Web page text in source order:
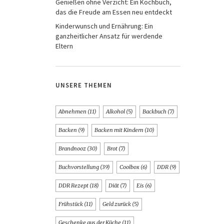
Genießen ohne Verzicht: Ein Kochbuch,
das die Freude am Essen neu entdeckt
Kinderwunsch und Ernährung: Ein
ganzheitlicher Ansatz für werdende
Eltern
UNSERE THEMEN
Abnehmen (11) Alkohol (5) Backbuch (7)
Backen (9) Backen mit Kindern (10)
Brandnooz (30) Brot (7)
Buchvorstellung (39) Coolbox (6) DDR (9)
DDR Rezept (18) Diät (7) Eis (6)
Frühstück (11) Geld zurück (5)
Geschenke aus der Küche (11)